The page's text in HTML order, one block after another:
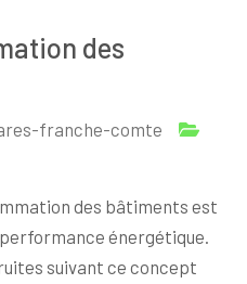
des
franche-comte
des bâtiments est
énergétique.
suivant ce concept